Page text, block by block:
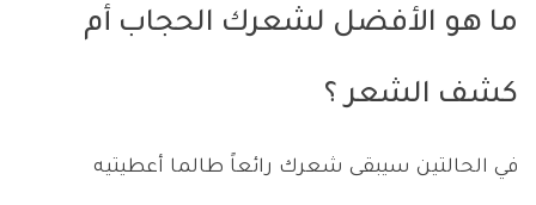
ما هو الأفضل لشعرك الحجاب أم
كشف الشعر ؟
في الحالتين سيبقى شعرك رائعاً طالما أعطيتيه